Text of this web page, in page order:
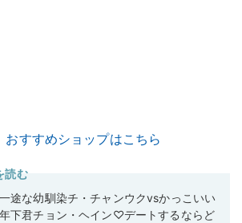
おすすめショップはこちら
読む
一途な幼馴染チ・チャンウクvsかっこいい
年下君チョン・ヘイン♡デートするならど